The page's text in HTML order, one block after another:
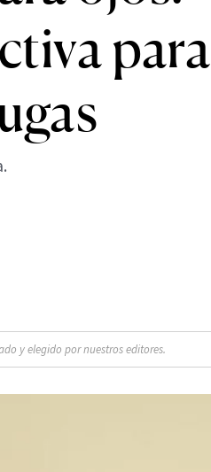
para
y elegido por nuestros editores.